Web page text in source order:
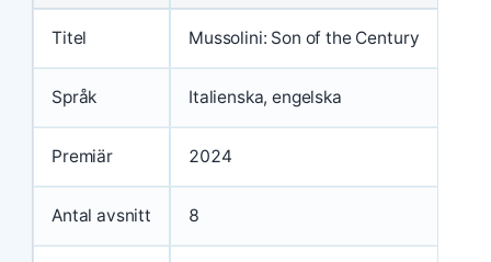
Titel Mussolini: Son of the Century
Språk Italienska, engelska
Premiär 2024
Antal avsnitt 8